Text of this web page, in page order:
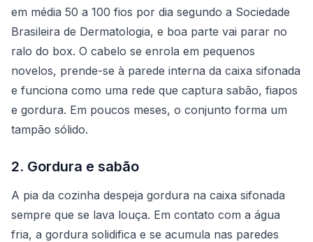
em média 50 a 100 fios por dia segundo a Sociedade
Brasileira de Dermatologia, e boa parte vai parar no
ralo do box. O cabelo se enrola em pequenos
novelos, prende-se à parede interna da caixa sifonada
e funciona como uma rede que captura sabão, fiapos
e gordura. Em poucos meses, o conjunto forma um
tampão sólido.
2. Gordura e sabão
A pia da cozinha despeja gordura na caixa sifonada
sempre que se lava louça. Em contato com a água
fria, a gordura solidifica e se acumula nas paredes